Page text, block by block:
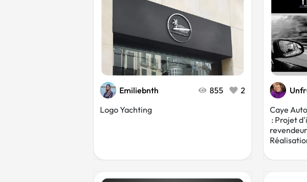
Emiliebnth 855
2
Logo Yachting
Caye
: Projet